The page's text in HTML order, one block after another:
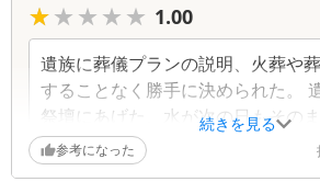
続きを見る
★★★★★
★★★★★ 1.00
遺族に葬儀プランの説明、火葬や
することなく勝手に決められた。
祭壇にあげた、水が次の日もそのま
り、お部屋の掃除もしていないの
支払いするとの電話をかけたのに、
参考になった